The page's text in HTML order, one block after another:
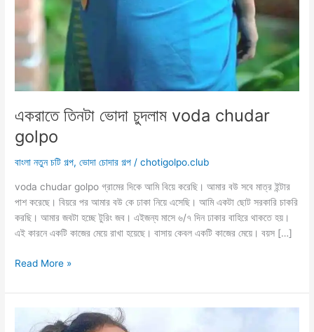
একরাতে তিনটা ভোদা চুদলাম voda chudar
golpo
বাংলা নতুন চটি গল্প,ভোদা চোদার গল্প /chotigolpo.club
voda chudar golpo গ্রামের দিকে আমি বিয়ে করেছি। আমার বউ সবে মাত্র ইন্টার
পাশ করেছে। বিয়রে পর আমার বউ কে ঢাকা নিয়ে এসেছি। আমি একটা ছোট সরকারি চাকরি
করছি। আমার জবটা হচ্ছে টুরিং জব। এইজন্য মাসে ৬/৭ দিন ঢাকার বাহিরে থাকতে হয়।
এই কারনে একটি কাজের মেয়ে রাখা হয়েছে। বাসায় কেবল একটি কাজের মেয়ে। বয়স […]
একরাতে
ভোদা
চুদলাম
voda
Read More »